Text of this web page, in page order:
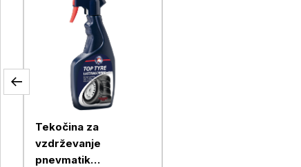
Tekočina za
vzdrževanje
pnevmatik